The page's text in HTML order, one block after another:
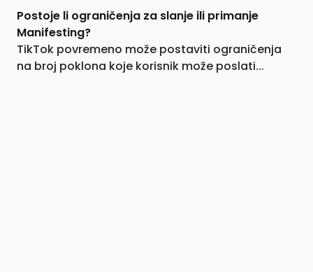
Postoje li ograničenja za slanje ili primanje
Manifesting?
TikTok povremeno može postaviti ograničenja
na broj poklona koje korisnik može poslati...